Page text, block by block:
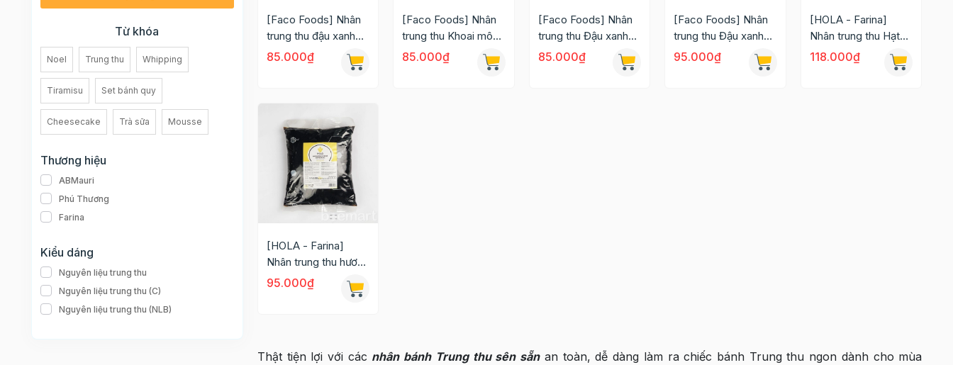
Từ khóa
Noel Trung thu Whipping
Tiramisu Set bánh quy
Cheesecake Trà sữa Mousse
Thương hiệu
ABMauri
Phú Thương
Farina
Kiểu dáng
Nguyên liệu trung thu
Nguyên liệu trung thu (C)
Nguyên liệu trung thu (NLB)
[Faco Foods] Nhân
trung thu đậu xanh
CLC 1kg
85.000₫
[Faco Foods] Nhân
trung thu Khoai môn
CLC 1kg
85.000₫
[Faco Foods] Nhân
trung thu Đậu xanh
chè xanh CLC 1kg
85.000₫
[Faco Foods] Nhân
trung thu Đậu xanh
sữa dừa sợi CLC 1kg
95.000₫
[HOLA - Farina]
Nhân trung thu Hạt
sen
118.000₫
[HOLA - Farina]
Nhân trung thu hương
Cafe
95.000₫
Thật tiện lợi với các nhân bánh Trung thu sên sẵnan toàn, dễ dàng làm ra chiếc bánh Trung thu ngon dành cho mùa